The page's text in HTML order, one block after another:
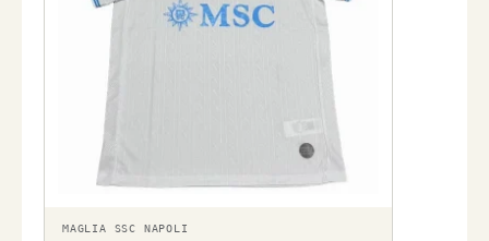
MAGLIA SSC NAPOLI